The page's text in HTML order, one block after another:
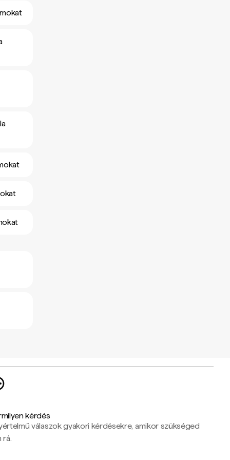
kérdés
válaszok gyakori kérdésekre, amikor szükséged
rá.